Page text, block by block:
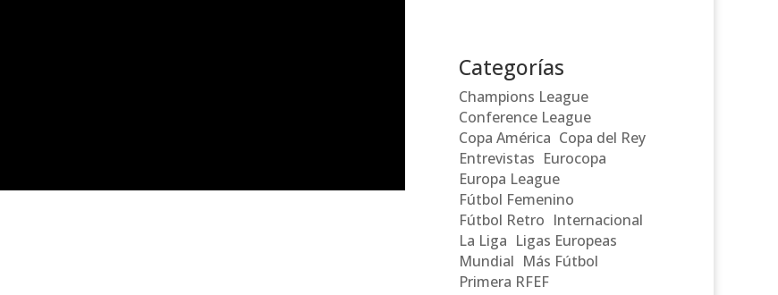
Categorías
Champions League
Conference League
Copa América Copa del Rey
Entrevistas Eurocopa
Europa League
Fútbol Femenino
Fútbol Retro Internacional
La Liga Ligas Europeas
Mundial Más Fútbol
Primera RFEF